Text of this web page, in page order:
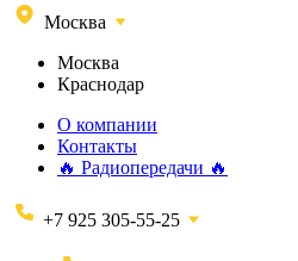
Москва
Москва
Краснодар
О компании
Контакты
🔥 Радиопередачи 🔥
+7 925 305-55-25